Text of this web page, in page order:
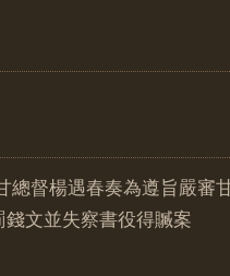
總督楊遇春奏為遵旨嚴審
文並失察書役得贓案